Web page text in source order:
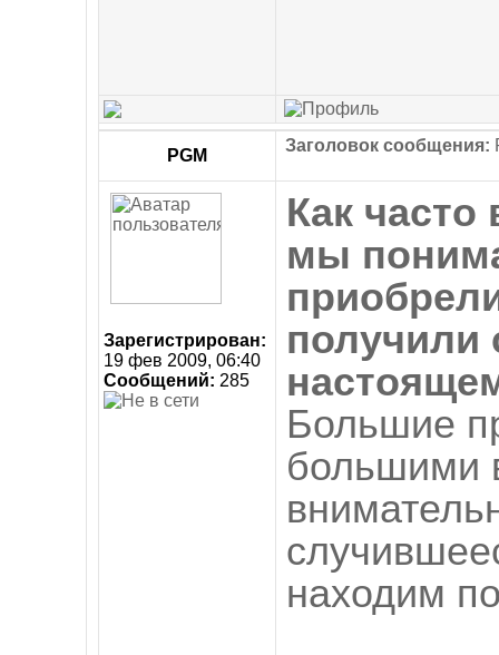
PGM
Заголовок сообщения:
Зарегистрирован:
19 фев 2009, 06:40
Сообщений: 285
Как часто
мы
получили
Большие
большими
находим